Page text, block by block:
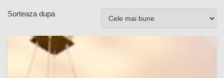
Sorteaza dupa